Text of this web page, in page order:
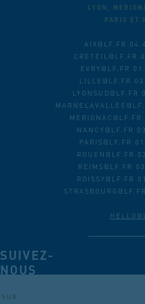
LYON,
PARIS ET
AIX@LF.FR
CRETEIL@LF.FR
EVRY@LF.FR
LILLE@LF.FR
NANCY@LF.FR
PARIS@LF.FR
ROUEN@LF.FR
REIMS@LF.FR
ROISSY@LF.FR
SUIVEZ-
NOUS
SUR